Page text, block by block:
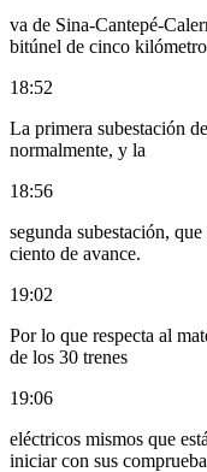
va de Sina-Cantepé-
bitúnel de cinco
18:52
La primera subestación
normalmente, y la
18:56
segunda subestación,
ciento de avance.
19:02
Por lo que respecta al
de los 30 trenes
19:06
eléctricos mismos que
iniciar con sus